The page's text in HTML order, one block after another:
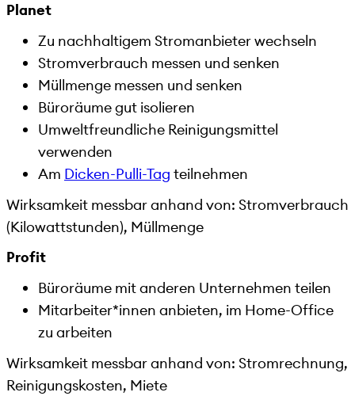
Planet
Zu nachhaltigem Stromanbieter wechseln
Stromverbrauch messen und senken
Müllmenge messen und senken
Büroräume gut isolieren
Umweltfreundliche Reinigungsmittel
verwenden
Am Dicken-Pulli-Tag teilnehmen
Wirksamkeit messbar anhand von: Stromverbrauch
(Kilowattstunden), Müllmenge
Profit
Büroräume mit anderen Unternehmen teilen
Mitarbeiter*innen anbieten, im Home-Office
zu arbeiten
Wirksamkeit messbar anhand von: Stromrechnung,
Reinigungskosten, Miete